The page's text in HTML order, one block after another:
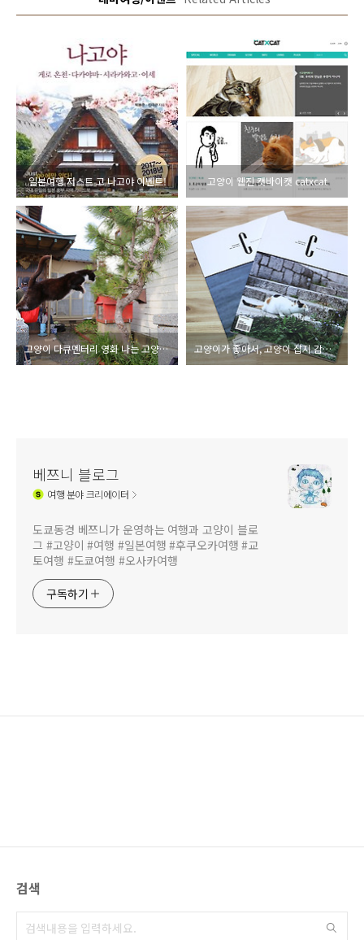
일본여행 저스트 고 나고야 이벤트! 고양이 웹진 캣바이캣 catxcat
고양이 다큐멘터리 영화 나는 고양이로소이다. 후쿠오카 촬영 고양이가 좋아서, 고양이 잡지 감성 매거진C
베쯔니 블로그
여행분야 크리에이터
도쿄동경 베쯔니가 운영하는 여행과 고양이 블로
그 #고양이 #여행 #일본여행 #후쿠오카여행 #교
토여행 #도쿄여행 #오사카여행
구독하기
검색